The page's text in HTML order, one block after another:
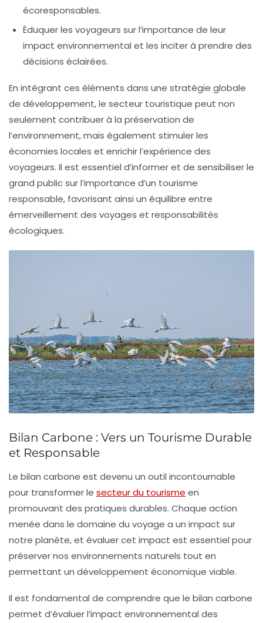
écoresponsables.
Éduquer les voyageurs sur l’importance de leur
impact environnemental et les inciter à prendre des
décisions éclairées.
En intégrant ces éléments dans une stratégie globale
de développement, le secteur touristique peut non
seulement contribuer à la préservation de
l’environnement, mais également stimuler les
économies locales et enrichir l’expérience des
voyageurs. Il est essentiel d’informer et de sensibiliser le
grand public sur l’importance d’un tourisme
responsable, favorisant ainsi un équilibre entre
émerveillement des voyages et responsabilités
écologiques.
Bilan Carbone : Vers un Tourisme Durable
et Responsable
Le bilan carbone est devenu un outil incontournable
pour transformer le secteur du tourisme en
promouvant des pratiques durables. Chaque action
menée dans le domaine du voyage a un impact sur
notre planète, et évaluer cet impact est essentiel pour
préserver nos environnements naturels tout en
permettant un développement économique viable.
Il est fondamental de comprendre que le bilan carbone
permet d’évaluer l’impact environnemental des